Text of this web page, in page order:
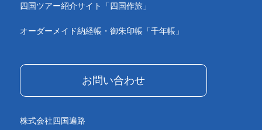
四国ツアー紹介サイト「四国作旅」
オーダーメイド納経帳・御朱印帳「千年帳」
お問い合わせ
株式会社四国遍路